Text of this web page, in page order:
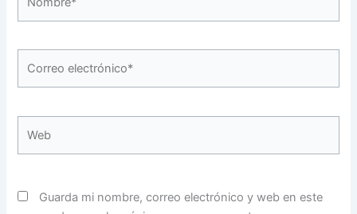
Guarda mi nombre, correo electrónico y web en este